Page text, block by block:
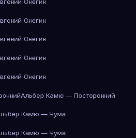
Онегин
Онегин
Онегин
Онегин
Альбер Камю — Посторонний
Камю — Чума
Камю — Чума